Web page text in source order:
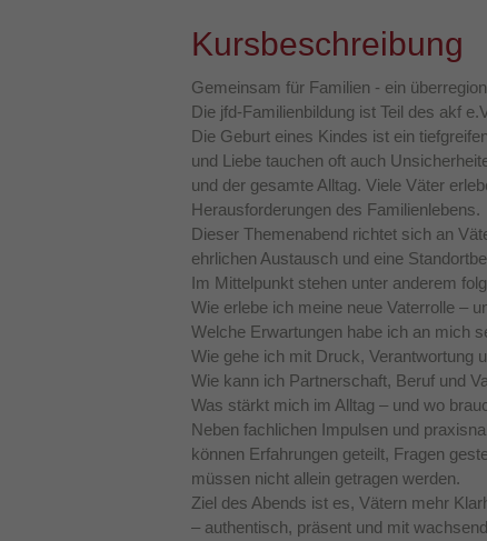
Kursbeschreibung
Gemeinsam für Familien - ein
Die jfd-Familienbildung ist Teil des akf
Die Geburt eines Kindes ist ein
und Liebe tauchen oft auch
und der gesamte Alltag. Viele Väter
Herausforderungen des Familienlebens.
Dieser Themenabend richtet sich an
ehrlichen Austausch und eine
Im Mittelpunkt stehen unter anderem
Wie erlebe ich meine neue Vaterrolle –
Welche Erwartungen habe ich an mich
Wie gehe ich mit Druck, Verantwortung
Wie kann ich Partnerschaft, Beruf und
Was stärkt mich im Alltag – und wo
Neben fachlichen Impulsen und
können Erfahrungen geteilt, Fragen
müssen nicht allein getragen werden.
Ziel des Abends ist es, Vätern mehr
– authentisch, präsent und mit